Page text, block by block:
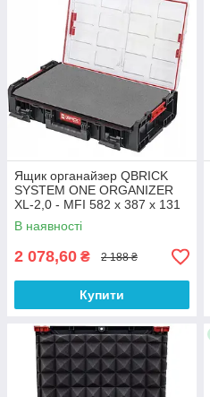
Ящик органайзер QBRICK
SYSTEM ONE ORGANIZER
XL-2,0 - MFI 582 x 387 x 131
В наявності
2 078,60 ₴ 2 188 ₴
Купити